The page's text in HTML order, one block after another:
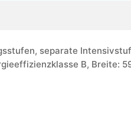
separate
B, Breite: